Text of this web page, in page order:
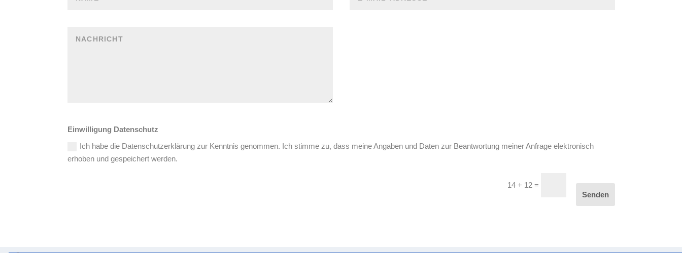
Einwilligung Datenschutz
Ich habe die Datenschutzerklärung zur Kenntnis genommen. Ich stimme zu, dass meine Angaben und Daten zur Beantwortung meiner Anfrage elektronisch
erhoben und gespeichert werden.
14 + 12 =
Senden